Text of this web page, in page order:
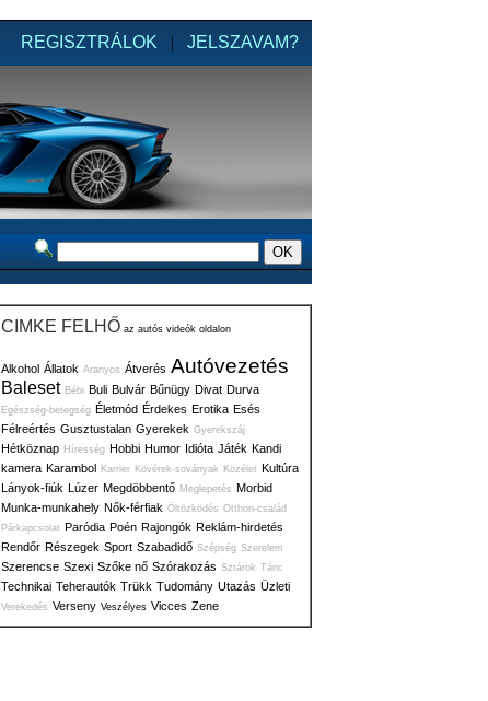
REGISZTRÁLOK | JELSZAVAM?
CIMKE FELHŐ az autós videók oldalon
Alkohol Állatok Aranyos Átverés Autóvezetés
Baleset Bébi Buli Bulvár Bűnügy Divat Durva
Egészség-betegség Életmód Érdekes Erotika Esés
Félreértés Gusztustalan Gyerekek Gyerekszáj
Hétköznap Híresség Hobbi Humor Idióta Játék Kandi
kamera Karambol Karrier Kövérek-soványak Közélet Kultúra
Lányok-fiúk Lúzer Megdöbbentő Meglepetés Morbid
Munka-munkahely Nők-férfiak Öltözködés Otthon-család
Párkapcsolat Paródia Poén Rajongók Reklám-hirdetés
Rendőr Részegek Sport Szabadidő Szépség Szerelem
Szerencse Szexi Szőke nő Szórakozás Sztárok Tánc
Technikai Teherautók Trükk Tudomány Utazás Üzleti
Verekedés Verseny Veszélyes Vicces Zene